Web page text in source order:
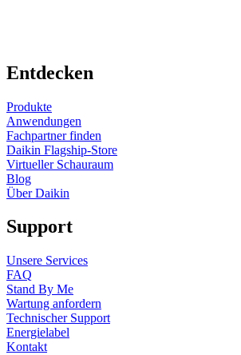
Entdecken
Produkte
Anwendungen
Fachpartner finden
Daikin Flagship-Store
Virtueller Schauraum
Blog
Über Daikin
Support
Unsere Services
FAQ
Stand By Me
Wartung anfordern
Technischer Support
Energielabel
Kontakt